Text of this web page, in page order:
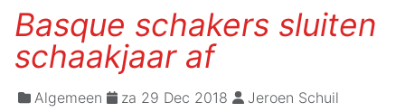
Basque schakers sluiten
schaakjaar af
Algemeen za 29 Dec 2018 Jeroen Schuil